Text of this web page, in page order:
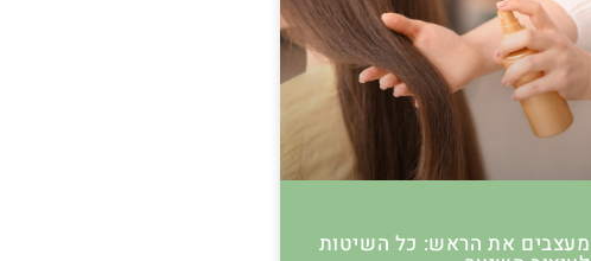
מעצבים את הראש: כל השיטות